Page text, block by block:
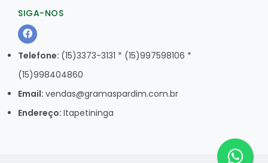
SIGA-NOS
Telefone: (15)3373-3131 * (15)997598106 *
(15)998404860
Email: vendas@gramaspardim.com.br
Endereço: Itapetininga